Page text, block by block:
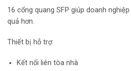
16 cổng quang SFP giúp doanh
quả hơn.
Thiết bị hỗ trợ:
Kết nối liên tòa nhà